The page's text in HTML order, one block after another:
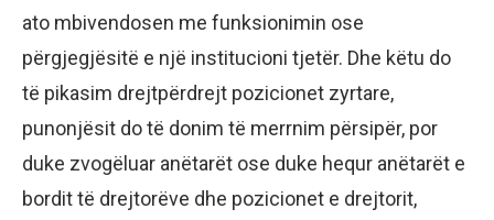
ato mbivendosen me funksionimin ose
përgjegjësitë e një institucioni tjetër. Dhe këtu do
të pikasim drejtpërdrejt pozicionet zyrtare,
punonjësit do të donim të merrnim përsipër, por
duke zvogëluar anëtarët ose duke hequr anëtarët e
bordit të drejtorëve dhe pozicionet e drejtorit,